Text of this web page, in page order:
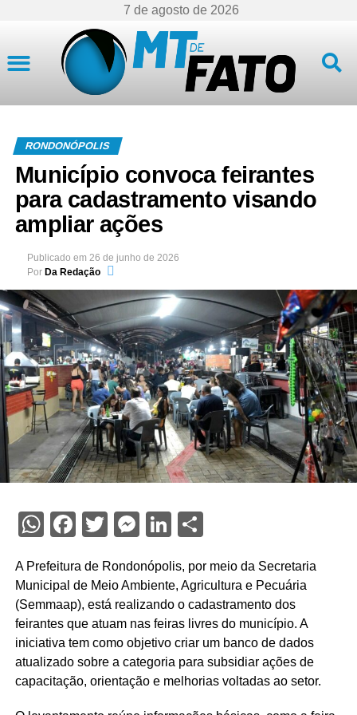
7 de agosto de 2026
RONDONÓPOLIS
Município convoca feirantes
para cadastramento visando
ampliar ações
Publicado em 26 de junho de 2026
Por Da Redação
WhatsApp
Facebook
Twitter
Messenger
LinkedIn
Share
A Prefeitura de Rondonópolis, por meio da Secretaria
Municipal de Meio Ambiente, Agricultura e Pecuária
(Semmaap), está realizando o cadastramento dos
feirantes que atuam nas feiras livres do município. A
iniciativa tem como objetivo criar um banco de dados
atualizado sobre a categoria para subsidiar ações de
capacitação, orientação e melhorias voltadas ao setor.